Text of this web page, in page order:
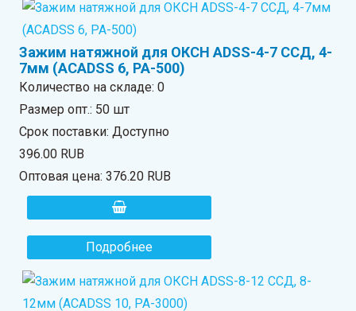
Зажим натяжной для ОКСН ADSS-4-7 ССД, 4-
7мм (ACADSS 6, PA-500)
Количество на складе:0
Размер опт.: 50 шт
Срок поставки: Доступно
396.00 RUB
Оптовая цена:376.20 RUB
Подробнее